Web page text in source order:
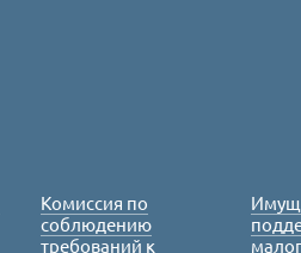
Комиссия по
соблюдению
требований к